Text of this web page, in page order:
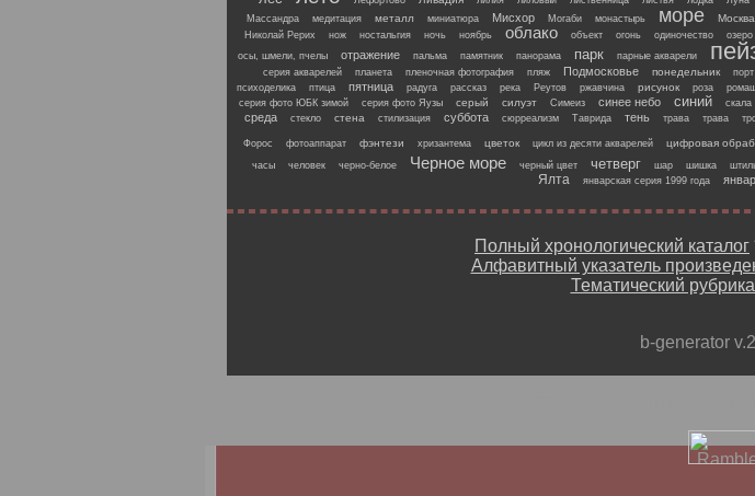
Массандра медитация металл миниатюра Мисхор Могаби монастырь море Москва
Николай Рерих
нож ностальгия ночь ноябрь облако объект огонь одиночество озеро
осы, шмели, пчелы
отражение пальма памятник панорама парк парные акварели
серия акварелей
планета пленочная фотография пляж Подмосковье понедельник порт
психоделика
птица пятница радуга рассказ река Реутов ржавчина рисунок роза
серия фото ЮБК зимой серия фото Яузы серый силуэт Симеиз синее небо синий скала
среда стекло стена стилизация суббота сюрреализм Таврида тень трава трава
Форос фотоаппарат фэнтези хризантема цветок цикл из десяти акварелей цифровая
часы
человек черно-белое Черное море черный цвет четверг шар шишка
Ялта январская серия 1999 года
Полный хронологический каталог
Алфавитный указатель
Тематический
b-generator